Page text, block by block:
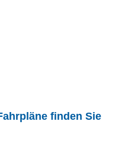
finden Sie